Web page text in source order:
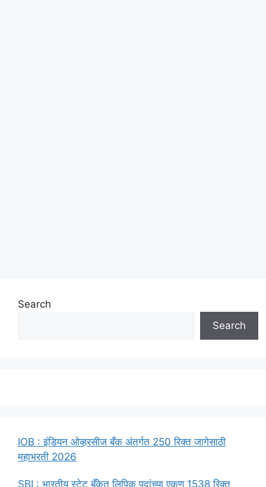
Search
Search
IOB : इंडियन ओव्हरसीज बँक अंतर्गत 250 रिक्त जागेसाठी
महाभरती 2026
SBI : भारतीय स्टेट बँकेत लिपिक पदांच्या एकुण 1538 रिक्त